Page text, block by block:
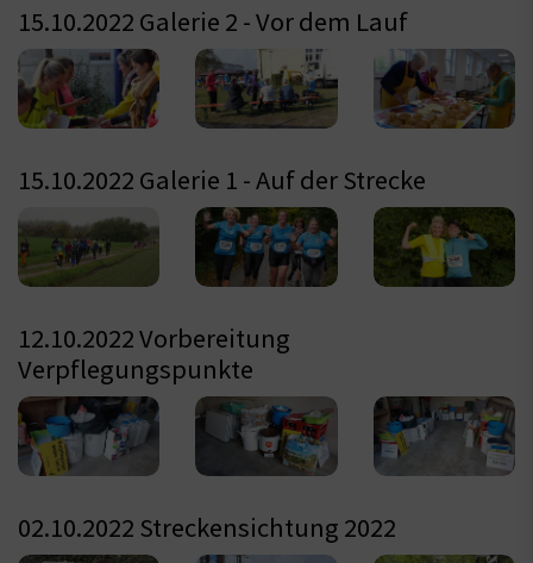
15.10.2022 Galerie 2 - Vor dem Lauf
15.10.2022 Galerie 1 - Auf der Strecke
12.10.2022 Vorbereitung
Verpflegungspunkte
02.10.2022 Streckensichtung 2022